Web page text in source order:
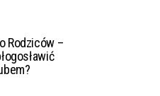
Rodziców –